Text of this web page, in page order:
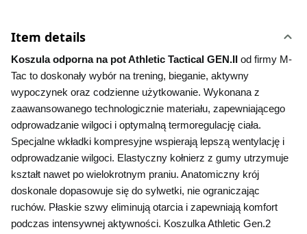
Item details
Koszula odporna na pot Athletic Tactical GEN.II od firmy M-
Tac to doskonały wybór na trening, bieganie, aktywny
wypoczynek oraz codzienne użytkowanie. Wykonana z
zaawansowanego technologicznie materiału, zapewniającego
odprowadzanie wilgoci i optymalną termoregulację ciała.
Specjalne wkładki kompresyjne wspierają lepszą wentylację i
odprowadzanie wilgoci. Elastyczny kołnierz z gumy utrzymuje
kształt nawet po wielokrotnym praniu. Anatomiczny krój
doskonale dopasowuje się do sylwetki, nie ograniczając
ruchów. Płaskie szwy eliminują otarcia i zapewniają komfort
podczas intensywnej aktywności. Koszulka Athletic Gen.2